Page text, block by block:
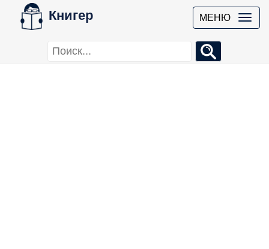
Книгер МЕНЮ